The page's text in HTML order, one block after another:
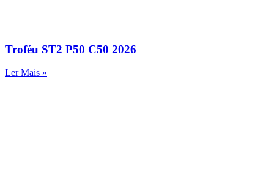
Troféu ST2 P50 C50 2026
Ler Mais »